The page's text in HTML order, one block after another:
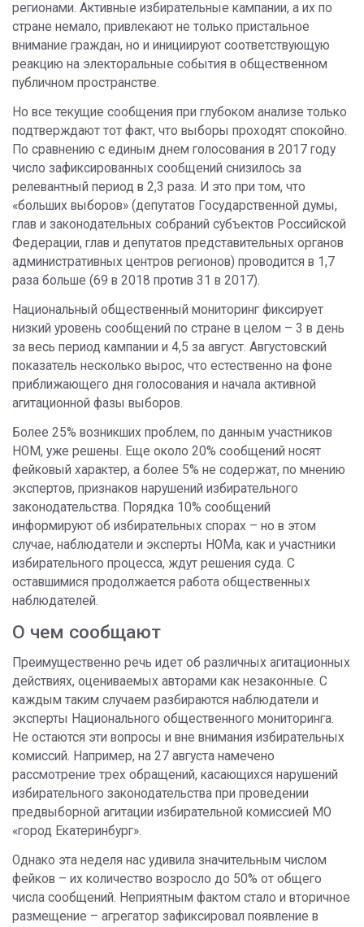
регионами. Активные избирательные кампании, а их по
стране немало, привлекают не только пристальное
внимание граждан, но и инициируют соответствующую
реакцию на электоральные события в общественном
публичном пространстве.
Но все текущие сообщения при глубоком анализе только
подтверждают тот факт, что выборы проходят спокойно.
По сравнению с единым днем голосования в 2017 году
число зафиксированных сообщений снизилось за
релевантный период в 2,3 раза. И это при том, что
«больших выборов» (депутатов Государственной думы,
глав и законодательных собраний субъектов Российской
Федерации, глав и депутатов представительных органов
административных центров регионов) проводится в 1,7
раза больше (69 в 2018 против 31 в 2017).
Национальный общественный мониторинг фиксирует
низкий уровень сообщений по стране в целом – 3 в день
за весь период кампании и 4,5 за август. Августовский
показатель несколько вырос, что естественно на фоне
приближающего дня голосования и начала активной
агитационной фазы выборов.
Более 25% возникших проблем, по данным участников
НОМ, уже решены. Еще около 20% сообщений носят
фейковый характер, а более 5% не содержат, по мнению
экспертов, признаков нарушений избирательного
законодательства. Порядка 10% сообщений
информируют об избирательных спорах – но в этом
случае, наблюдатели и эксперты НОМа, как и участники
избирательного процесса, ждут решения суда. С
оставшимися продолжается работа общественных
наблюдателей.
О чем сообщают
Преимущественно речь идет об различных агитационных
действиях, оцениваемых авторами как незаконные. С
каждым таким случаем разбираются наблюдатели и
эксперты Национального общественного мониторинга.
Не остаются эти вопросы и вне внимания избирательных
комиссий. Например, на 27 августа намечено
рассмотрение трех обращений, касающихся нарушений
избирательного законодательства при проведении
предвыборной агитации избирательной комиссией МО
«город Екатеринбург».
Однако эта неделя нас удивила значительным числом
фейков – их количество возросло до 50% от общего
числа сообщений. Неприятным фактом стало и вторичное
размещение – агрегатор зафиксировал появление в